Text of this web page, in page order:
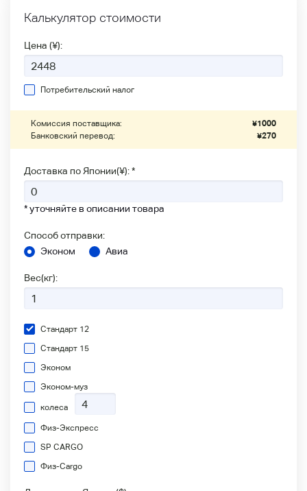
Калькулятор стоимости
Цена (¥):
Потребительский налог
Комиссия поставщика: ¥1000
Банковский перевод:
¥270
Доставка по Японии(¥): *
* уточняйте в описании товара
Способ отправки:
Эконом
Авиа
Вес(кг):
Стандарт 12
Стандарт 15
Эконом
Эконом-муз
колеса
Физ-Экспресс
SP CARGO
Физ-Сargo